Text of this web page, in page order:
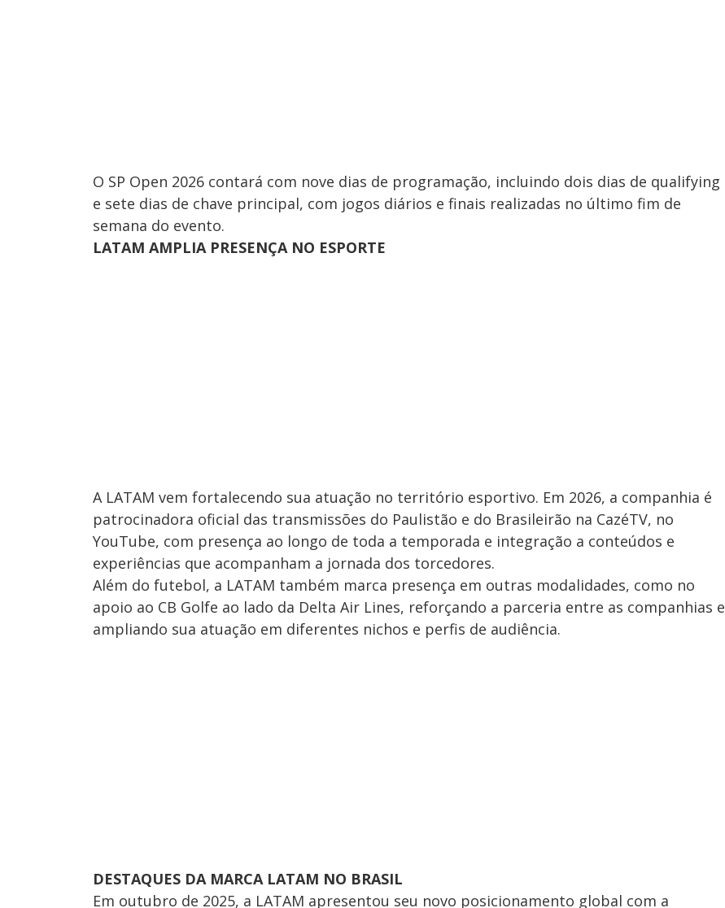
O SP Open 2026 contará com nove dias de programação, incluindo dois dias de qualifying
e sete dias de chave principal, com jogos diários e finais realizadas no último fim de
semana do evento.
LATAM AMPLIA PRESENÇA NO ESPORTE
A LATAM vem fortalecendo sua atuação no território esportivo. Em 2026, a companhia é
patrocinadora oficial das transmissões do Paulistão e do Brasileirão na CazéTV, no
YouTube, com presença ao longo de toda a temporada e integração a conteúdos e
experiências que acompanham a jornada dos torcedores.
Além do futebol, a LATAM também marca presença em outras modalidades, como no
apoio ao CB Golfe ao lado da Delta Air Lines, reforçando a parceria entre as companhias e
ampliando sua atuação em diferentes nichos e perfis de audiência.
DESTAQUES DA MARCA LATAM NO BRASIL
Em outubro de 2025, a LATAM apresentou seu novo posicionamento global com a